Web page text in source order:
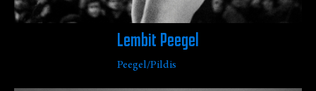
Lembit Peegel
Peegel/Pildis